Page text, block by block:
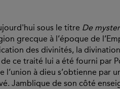
sous le titre De
grecque à l’époque de
des divinités, la
de ce traité lui a été fourni par
l’union à dieu s’obtienne par
Jamblique de son côté